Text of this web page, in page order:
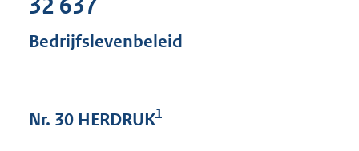
32 637
Bedrijfslevenbeleid
Nr. 30 HERDRUK1